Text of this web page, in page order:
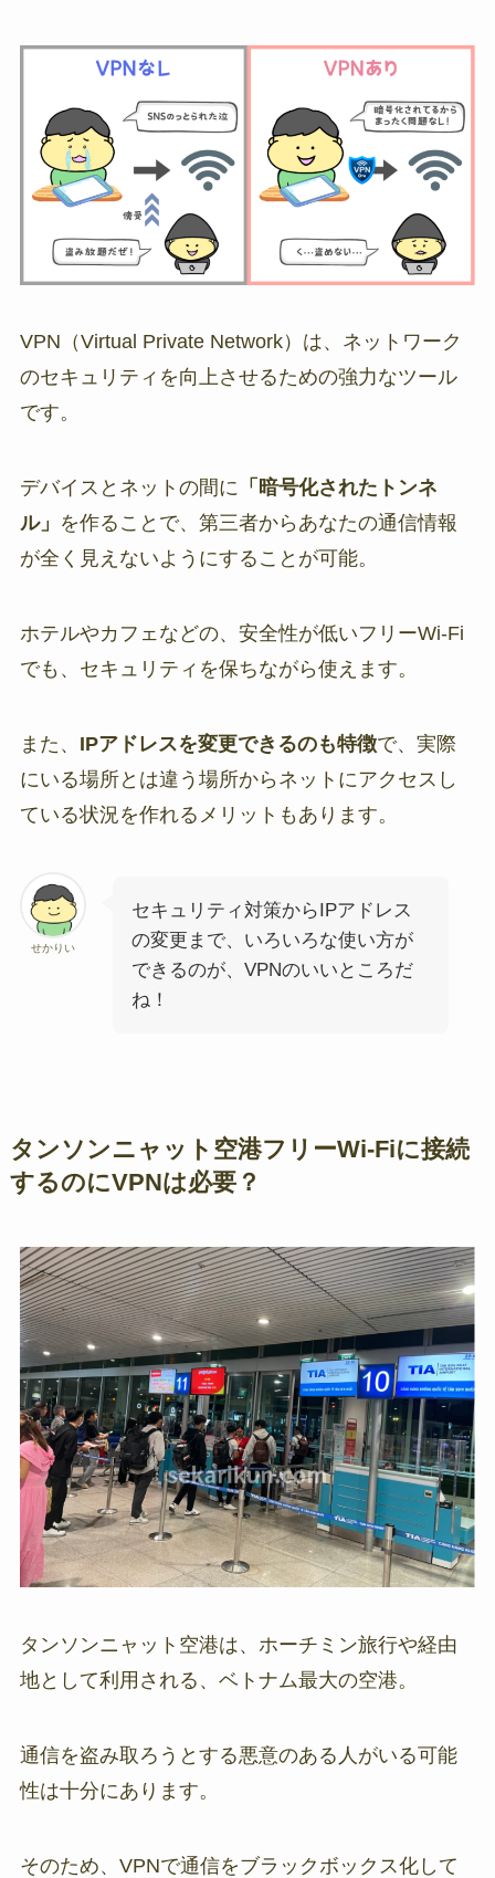
VPN（Virtual Private Network）は、ネットワーク
のセキュリティを向上させるための強力なツール
です。
デバイスとネットの間に 「暗号化されたトンネ
ル」 を作ることで、第三者からあなたの通信情報
が全く見えないようにすることが可能。
ホテルやカフェなどの、安全性が低いフリーWi-Fi
でも、セキュリティを保ちながら使えます。
また、 IPアドレスを変更できるのも特徴で、実際
にいる場所とは違う場所からネットにアクセスし
ている状況を作れるメリットもあります。
せかりい
セキュリティ対策からIPアドレス
の変更まで、いろいろな使い方が
できるのが、VPNのいいところだ
ね！
タンソンニャット空港フリーWi-Fiに接続
するのにVPNは必要？
タンソンニャット空港は、ホーチミン旅行や経由
地として利用される、ベトナム最大の空港。
通信を盗み取ろうとする悪意のある人がいる可能
性は十分にあります。
そのため、VPNで通信をブラックボックス化して